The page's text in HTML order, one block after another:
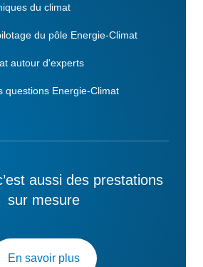
du climat
du pôle Energie-Climat
autour d'experts
questions Energie-Climat
aussi des prestations
sur mesure
En savoir plus